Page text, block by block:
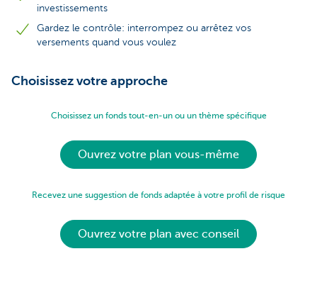
investissements
Gardez le contrôle: interrompez ou arrêtez vos
versements quand vous voulez
Choisissez votre approche
Choisissez un fonds tout-en-un ou un thème spécifique
Ouvrez votre plan vous-même
Recevez une suggestion de fonds adaptée à votre profil de risque
Ouvrez votre plan avec conseil